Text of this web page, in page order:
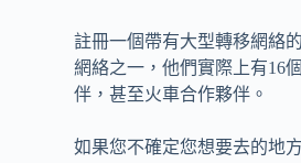
註冊一個帶有大型轉移網絡
網絡之一，他們實際上有16
伴，甚至火車合作夥伴。
如果您不確定您想要去的地